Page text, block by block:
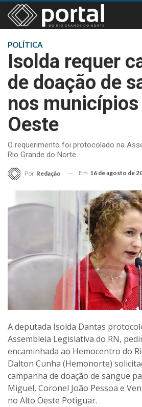
POLÍTICA
Isolda requer
de doação de
nos
Oeste
O requerimento foi protocolado na
Rio Grande do Norte
Por Redação Em 16 de agosto de
A deputada Isolda Dantas
Assembleia Legislativa do RN,
encaminhada ao Hemocentro do
Dalton Cunha (Hemonorte)
campanha de doação de sangue
Miguel, Coronel João Pessoa e
no Alto Oeste Potiguar.